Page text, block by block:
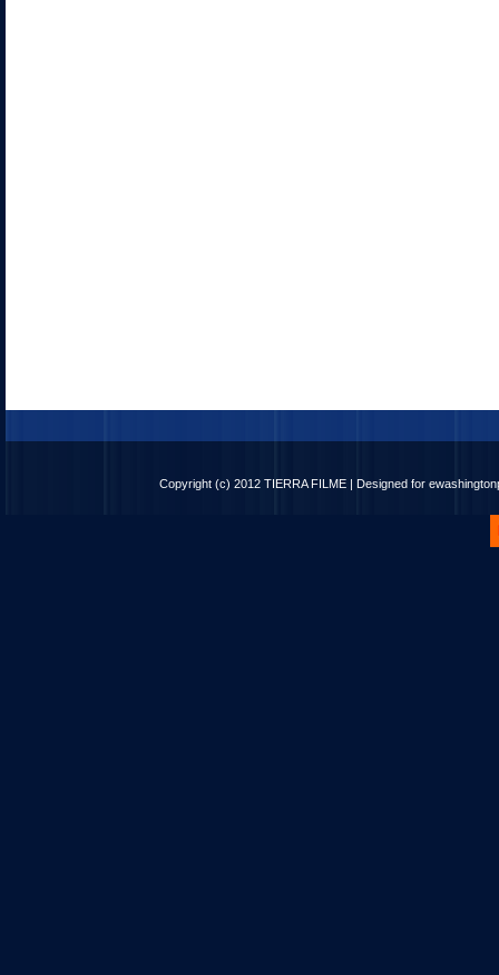
Copyright (c) 2012 TIERRA FILME | Designed for